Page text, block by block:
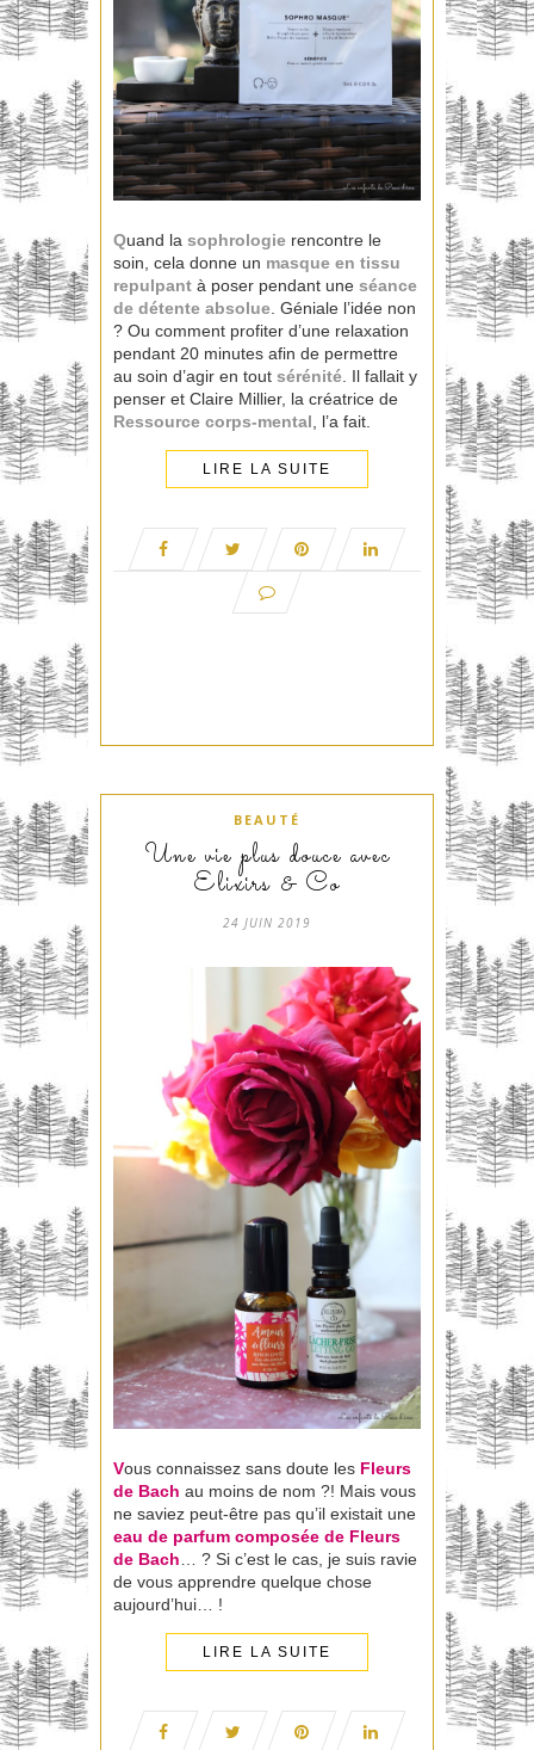
Quand la sophrologie rencontre le
soin, cela donne un masque en tissu
repulpant à poser pendant une séance
de détente absolue. Géniale l’idée non
? Ou comment profiter d’une relaxation
pendant 20 minutes afin de permettre
au soin d’agir en tout sérénité. Il fallait y
penser et Claire Millier, la créatrice de
Ressource corps-mental, l’a fait.
LIRE LA SUITE
BEAUTÉ
Une vie plus douce avec
Elixirs & Co
24 JUIN 2019
Vous connaissez sans doute les Fleurs
de Bach au moins de nom ?! Mais vous
ne saviez peut-être pas qu’il existait une
eau de parfum composée de Fleurs
de Bach … ? Si c’est le cas, je suis ravie
de vous apprendre quelque chose
aujourd’hui… !
LIRE LA SUITE